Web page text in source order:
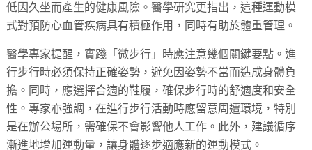
低因久坐而產生的健康風險。醫學研究更指出，這種運動模
式對預防心血管疾病具有積極作用，同時有助於體重管理。
醫學專家提醒，實踐「微步行」時應注意幾個關鍵要點。進
行步行時必須保持正確姿勢，避免因姿勢不當而造成身體負
擔。同時，應選擇合適的鞋履，確保步行時的舒適度和安全
性。專家亦強調，在進行步行活動時應留意周遭環境，特別
是在辦公場所，需確保不會影響他人工作。此外，建議循序
漸進地增加運動量，讓身體逐步適應新的運動模式。